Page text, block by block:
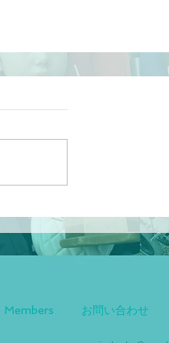
6.6mLディスペンサー
Members お問い合わせ